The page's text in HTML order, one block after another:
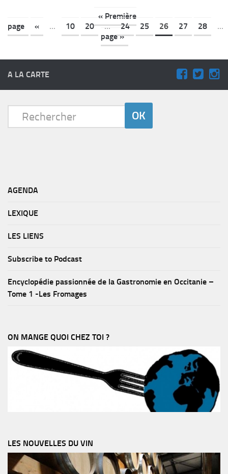
« Première
page
« ... 10 20 ... 24 25 26 27 28
...
page »
A LA CARTE
AGENDA
LEXIQUE
LES LIENS
Subscribe to Podcast
Encyclopédie passionnée de la Gastronomie en Occitanie –
Tome 1 -Les Fromages
ON MANGE QUOI CHEZ TOI ?
LES NOUVELLES DU VIN